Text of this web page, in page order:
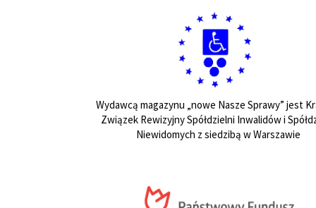
Wydawcą magazynu „nowe Nasze Sprawy” jest
Związek Rewizyjny Spółdzielni Inwalidów i
Niewidomych z siedzibą w Warszawie